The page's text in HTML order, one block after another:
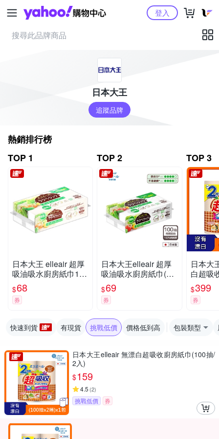
Yahoo購物中心登入
日本大王
追蹤品牌
熱銷排行榜
TOP 1
日本大王 elleair 超厚
吸油吸水廚房紙巾100
抽
$68
券
TOP 2
日本大王elleair 超厚
吸油吸水廚房紙巾(抽
取式) 100抽
$69
券
TOP 3
日本大
白超吸
0抽/2
$399
券
快速到貨 有現貨 挑戰低價 價格低到高 包裝類型
日本大王elleair 無漂白超吸收廚房紙巾(100抽/
2入)
$159
4.5 (2)
挑戰低價 券